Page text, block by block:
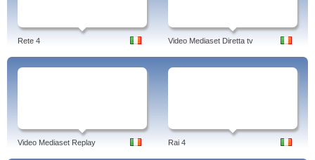
Rete 4 Video Mediaset Diretta tv
Video Mediaset Replay Rai 4